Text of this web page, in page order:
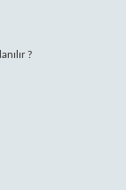
?